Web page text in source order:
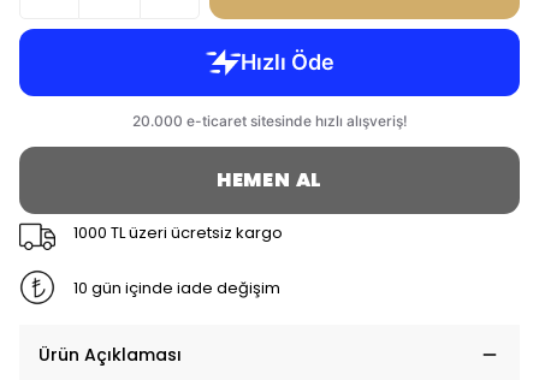
HEMEN AL
1000 TL üzeri ücretsiz kargo
10 gün içinde iade değişim
Ürün Açıklaması